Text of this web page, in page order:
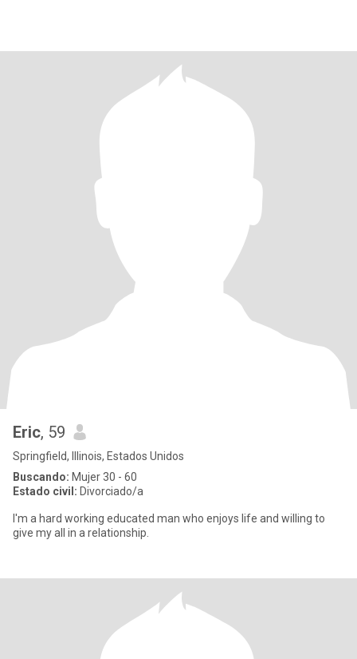
Eric, 59
Springfield, Illinois, Estados Unidos
Buscando: Mujer 30 - 60
Estado civil: Divorciado/a
I'm a hard working educated man who enjoys life and willing to
give my all in a relationship.